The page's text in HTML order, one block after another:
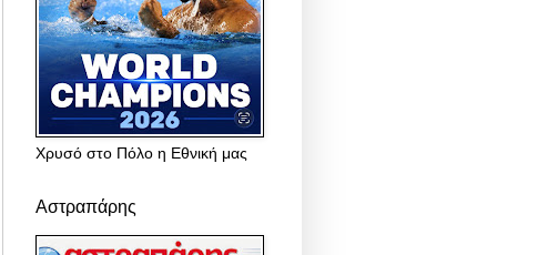
Χρυσό στο Πόλο η Εθνική μας
Αστραπάρης